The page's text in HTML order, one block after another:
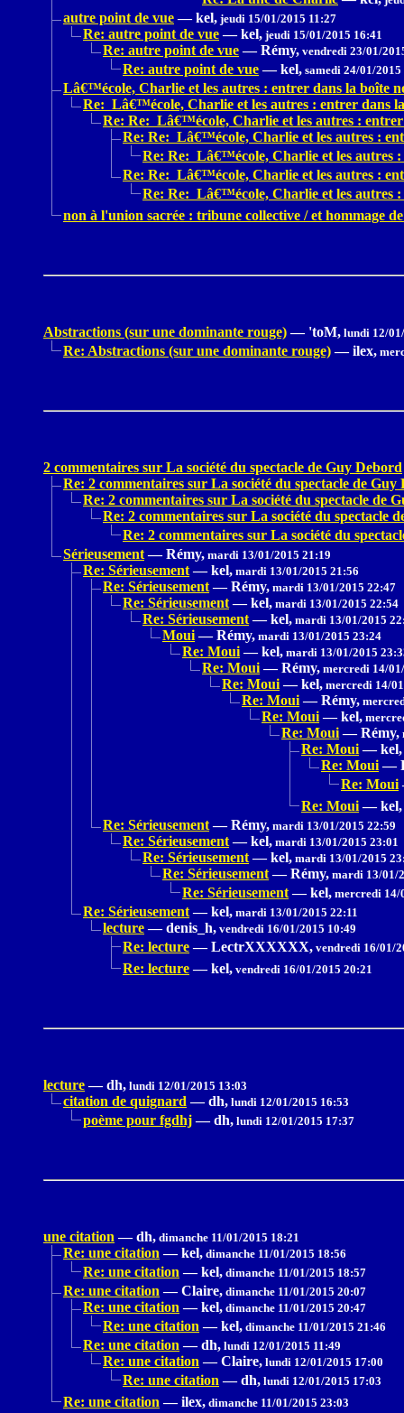
autre point de vue — kel, jeudi 15/01/2015 11:27
Re: autre point de vue — kel, jeudi 15/01/2015 16:41
Re: autre point de vue — Rémy, vendredi 23/01/
Re: autre point de vue — kel, samedi 24/01/2015
Lâ€™école, Charlie et les autres : entrer dans la boîte
Re: Lâ€™école, Charlie et les autres : entrer dans la
Re: Re: Lâ€™école, Charlie et les autres : entrer
Re: Re: Lâ€™école, Charlie et les autres :
Re: Re: Lâ€™école, Charlie et les autres :
Re: Re: Lâ€™école, Charlie et les autres :
Re: Re: Lâ€™école, Charlie et les autres :
non à l'union sacrée : tribune collective / et hommage
Abstractions (sur une dominante rouge) — 'toM, lundi 12/
Re: Abstractions (sur une dominante rouge) — ilex,
2 commentaires sur La société du spectacle de Guy Debord
Re: 2 commentaires sur La société du spectacle de Guy
Re: 2 commentaires sur La société du spectacle de
Re: 2 commentaires sur La société du spectacle
Re: 2 commentaires sur La société du
Sérieusement — Rémy, mardi 13/01/2015 21:19
Re: Sérieusement — kel, mardi 13/01/2015 21:56
Re: Sérieusement — Rémy, mardi 13/01/2015 22:47
Re: Sérieusement — kel, mardi 13/01/2015 22:54
Re: Sérieusement — kel, mardi 13/01/2015
Moui — Rémy, mardi 13/01/2015 23:24
Re: Moui — kel, mardi 13/01/2015
Re: Moui — Rémy, mercredi 14/
Re: Moui — kel, mercredi 14/
Re: Moui — Rémy,
Re: Moui — kel,
Re: Moui — Rémy,
Re: Moui — kel,
Re: Moui —
Re: Moui
Re: Moui — kel,
Re: Sérieusement — Rémy, mardi 13/01/2015 22:59
Re: Sérieusement — kel, mardi 13/01/2015 23:01
Re: Sérieusement — kel, mardi 13/01/2015
Re: Sérieusement — Rémy, mardi 13/01/
Re: Sérieusement — kel, mercredi 14/
Re: Sérieusement — kel, mardi 13/01/2015 22:11
lecture — denis_h, vendredi 16/01/2015 10:49
Re: lecture — LectrXXXXXX, vendredi 16/01/
Re: lecture — kel, vendredi 16/01/2015 20:21
lecture — dh, lundi 12/01/2015 13:03
citation de quignard — dh, lundi 12/01/2015 16:53
poème pour fgdhj — dh, lundi 12/01/2015 17:37
une citation — dh, dimanche 11/01/2015 18:21
Re: une citation — kel, dimanche 11/01/2015 18:56
Re: une citation — kel, dimanche 11/01/2015 18:57
Re: une citation — Claire, dimanche 11/01/2015 20:07
Re: une citation — kel, dimanche 11/01/2015 20:47
Re: une citation — kel, dimanche 11/01/2015 21:46
Re: une citation — dh, lundi 12/01/2015 11:49
Re: une citation — Claire, lundi 12/01/2015 17:00
Re: une citation — dh, lundi 12/01/2015 17:03
Re: une citation — ilex, dimanche 11/01/2015 23:03